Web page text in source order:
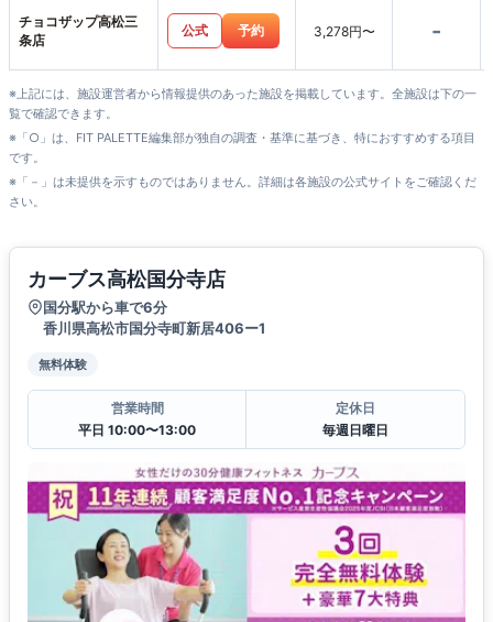
チョコザップ高松三
条店
公式 予約 3,278円〜 -
※上記には、施設運営者から情報提供のあった施設を掲載しています。全施設は下の一
覧で確認できます。
※「○」は、FIT PALETTE編集部が独自の調査・基準に基づき、特におすすめする項目
です。
※「－」は未提供を示すものではありません。詳細は各施設の公式サイトをご確認くだ
さい。
カーブス高松国分寺店
国分駅から車で6分
香川県高松市国分寺町新居406ー1
無料体験
営業時間
平日 10:00〜13:00
定休日
毎週日曜日